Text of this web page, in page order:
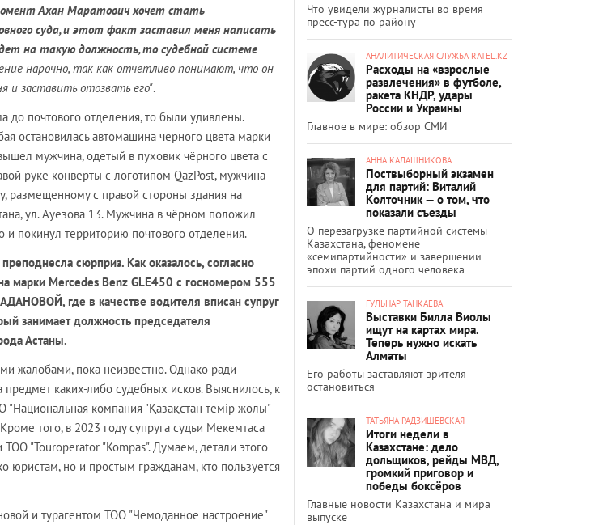
Ахан Маратович хочет стать
суда, и этот факт заставил меня написать
на такую должность, то судебной системе
нарочно, так как отчетливо понимают, что он
и заставить отозвать его".
до почтового отделения, то были удивлены.
остановилась автомашина черного цвета марки
мужчина, одетый в пуховик чёрного цвета с
руке конверты с логотипом QazPost, мужчина
размещенному с правой стороны здания на
ул. Ауезова 13. Мужчина в чёрном положил
покинул территорию почтового отделения.
сюрприз. Как оказалось, согласно
Mercedes Benz GLE450 с госномером 555
где в качестве водителя вписан супруг
занимает должность председателя
Астаны.
жалобами, пока неизвестно. Однако ради
каких-либо судебных исков. Выяснилось, к
"Национальная компания "Қазақстан темір жолы"
того, в 2023 году супруга судьи Мекемтаса
"Touroperator "Kompas". Думаем, детали этого
юристам, но и простым гражданам, кто пользуется
и турагентом ТОО "Чемоданное настроение"
Что увидели журналисты во время
пресс-тура по району
АНАЛИТИЧЕСКАЯ СЛУЖБА RATEL.KZ
Расходы на «взрослые
развлечения» в футболе,
ракета КНДР, удары
России и Украины
Главное в мире: обзор СМИ
АННА КАЛАШНИКОВА
Поствыборный экзамен
для партий: Виталий
Колточник — о том, что
показали съезды
О перезагрузке партийной системы
Казахстана, феномене
«семипартийности» и завершении
эпохи партий одного человека
ГУЛЬНАР ТАНКАЕВА
Выставки Билла Виолы
ищут на картах мира.
Теперь нужно искать
Алматы
Его работы заставляют зрителя
остановиться
ТАТЬЯНА РАДЗИШЕВСКАЯ
Итоги недели в
Казахстане: дело
дольщиков, рейды МВД,
громкий приговор и
победы боксёров
Главные новости Казахстана и мира
выпуске